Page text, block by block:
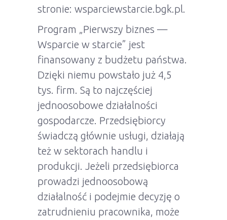
stronie: wsparciewstarcie.bgk.pl.
Program „Pierwszy biznes —
Wsparcie w starcie” jest
finansowany z budżetu państwa.
Dzięki niemu powstało już 4,5
tys. firm. Są to najczęściej
jednoosobowe działalności
gospodarcze. Przedsiębiorcy
świadczą głównie usługi, działają
też w sektorach handlu i
produkcji. Jeżeli przedsiębiorca
prowadzi jednoosobową
działalność i podejmie decyzję o
zatrudnieniu pracownika, może